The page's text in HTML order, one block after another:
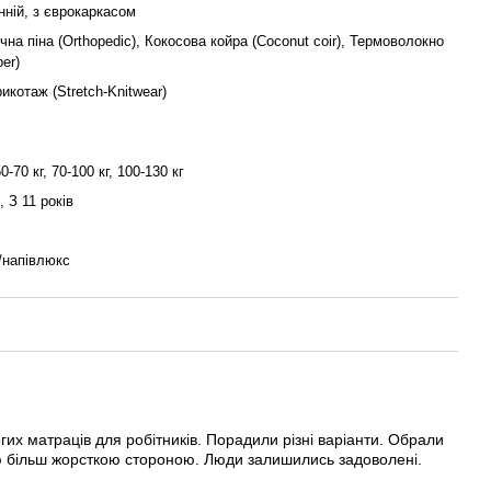
з єврокаркасом
піна (Orthopedic), Кокосова койра (Coconut coir), Термоволокно
(Stretch-Knitwear)
70 кг, 70-100 кг, 100-130 кг
З 11 років
матраців для робітників. Порадили різні варіанти. Обрали
більш жорсткою стороною. Люди залишились задоволені.